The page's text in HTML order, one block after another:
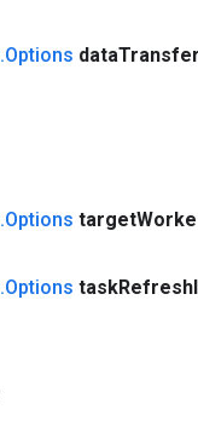
.Options data
.Options target
.Options taskRefresh